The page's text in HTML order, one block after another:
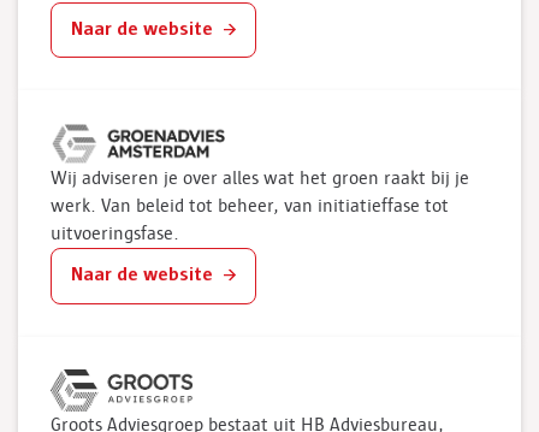
Naar de website
Wij adviseren je over alles wat het groen raakt bij je
werk. Van beleid tot beheer, van initiatieffase tot
uitvoeringsfase.
Naar de website
Groots Adviesgroep bestaat uit HB Adviesbureau,